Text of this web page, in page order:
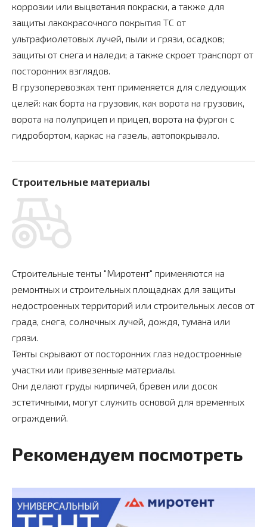
коррозии или выцветания покраски, а также для
защиты лакокрасочного покрытия ТС от
ультрафиолетовых лучей, пыли и грязи, осадков;
защиты от снега и наледи; а также скроет транспорт от
посторонних взглядов.
В грузоперевозках тент применяется для следующих
целей: как борта на грузовик, как ворота на грузовик,
ворота на полуприцеп и прицеп, ворота на фургон с
гидробортом, каркас на газель, автопокрывало.
Строительные материалы
Строительные тенты "Миротент" применяются на
ремонтных и строительных площадках для защиты
недостроенных территорий или строительных лесов от
града, снега, солнечных лучей, дождя, тумана или
грязи.
Тенты скрывают от посторонних глаз недостроенные
участки или привезенные материалы.
Они делают груды кирпичей, бревен или досок
эстетичными, могут служить основой для временных
ограждений.
Рекомендуем посмотреть